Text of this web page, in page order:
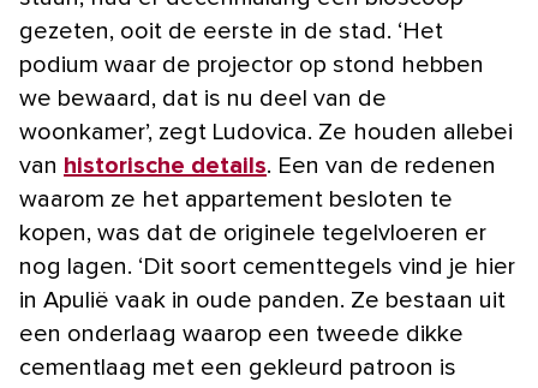
gezeten, ooit de eerste in de stad. ‘Het
podium waar de projector op stond hebben
we bewaard, dat is nu deel van de
woonkamer’, zegt Ludovica. Ze houden allebei
van historische details. Een van de redenen
waarom ze het appartement besloten te
kopen, was dat de originele tegelvloeren er
nog lagen. ‘Dit soort cementtegels vind je hier
in Apulië vaak in oude panden. Ze bestaan uit
een onderlaag waarop een tweede dikke
cementlaag met een gekleurd patroon is